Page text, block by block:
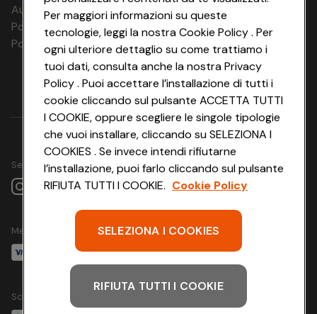
Aut. Prov Verona n. 4737/10
Polizza Ass. RC n. 177765037
Polizza Ass. Protection n. 6006000083/F
Seguici su
Metodo di pagamento
Scarica l'app
Per maggiori informazioni su queste
tecnologie, leggi la nostra Cookie Policy . Per
ogni ulteriore dettaglio su come trattiamo i
tuoi dati, consulta anche la nostra Privacy
Policy . Puoi accettare l’installazione di tutti i
cookie cliccando sul pulsante ACCETTA TUTTI
I COOKIE, oppure scegliere le singole tipologie
che vuoi installare, cliccando su SELEZIONA I
COOKIES . Se invece intendi rifiutarne
l’installazione, puoi farlo cliccando sul pulsante
RIFIUTA TUTTI I COOKIE. Cookie Policy
SELEZIONA I COOKIES
RIFIUTA TUTTI I COOKIE